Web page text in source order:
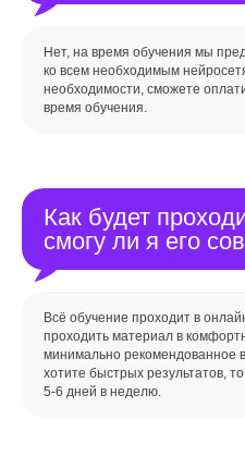
Нет, на время обучения мы
ко всем необходимым
необходимости, сможете
время обучения.
Как будет
смогу ли я его
Всё обучение проходит в
проходить материал в
минимально рекомендованное
хотите быстрых результатов,
5-6 дней в неделю.